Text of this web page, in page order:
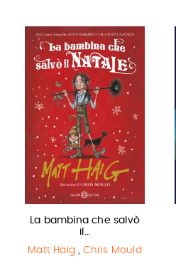
La bambina che salvò
il…
Matt Haig , Chris Mould